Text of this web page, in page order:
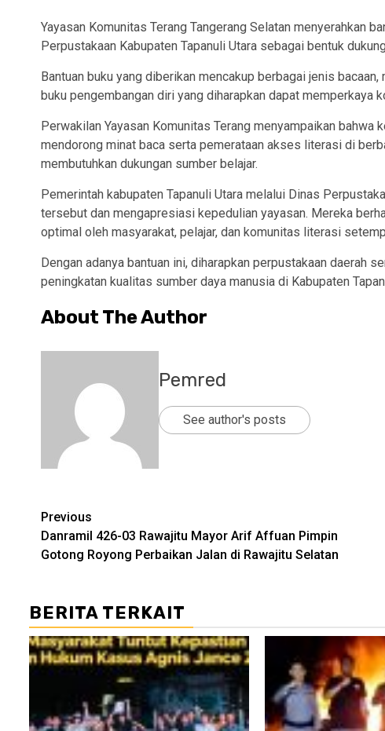
Yayasan Komunitas Terang Tangerang Selatan menyerahkan
Perpustakaan Kabupaten Tapanuli Utara sebagai bentuk
Bantuan buku yang diberikan mencakup berbagai jenis
buku pengembangan diri yang diharapkan dapat memperkaya
Perwakilan Yayasan Komunitas Terang menyampaikan
mendorong minat baca serta pemerataan akses literasi di
membutuhkan dukungan sumber belajar.
Pemerintah kabupaten Tapanuli Utara melalui Dinas
tersebut dan mengapresiasi kepedulian yayasan. Mereka
optimal oleh masyarakat, pelajar, dan komunitas literasi
Dengan adanya bantuan ini, diharapkan perpustakaan daerah
peningkatan kualitas sumber daya manusia di Kabupaten
About The Author
Pemred
See author's posts
Post
navigation
Previous
Danramil 426-03 Rawajitu Mayor Arif Affuan Pimpin
Gotong Royong Perbaikan Jalan di Rawajitu Selatan
BERITA TERKAIT